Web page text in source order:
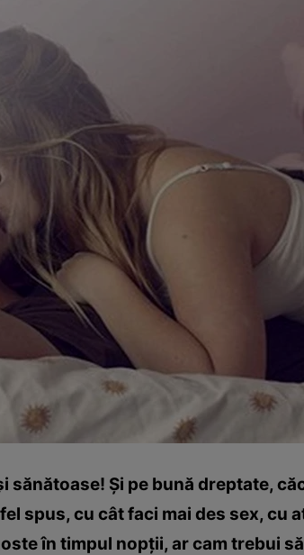
sănătoase! Şi pe bună dreptate,
spus, cu cât faci mai des sex, cu
în timpul nopţii, ar cam trebui